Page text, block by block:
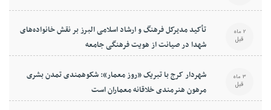
تأکید مدیرکل فرهنگ و ارشاد اسلامی البرز بر نقش خانواده‌های
شهدا در صیانت از هویت فرهنگی جامعه
2 ماه
قبل
شهردار کرج با تبریک «روز معمار»: شکوهمندی تمدن بشری
مرهون هنرمندی خلاقانه معماران است
3 ماه
قبل